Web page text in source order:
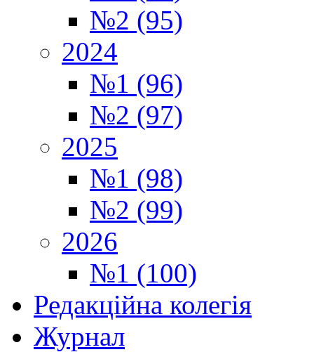
№2 (95)
2024
№1 (96)
№2 (97)
2025
№1 (98)
№2 (99)
2026
№1 (100)
Редакційна колегія
Журнал